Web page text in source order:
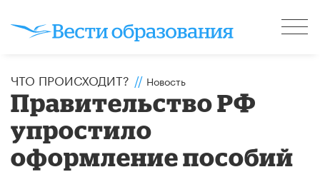
ЧТО ПРОИСХОДИТ? // Новость
Правительство РФ
упростило
оформление пособий